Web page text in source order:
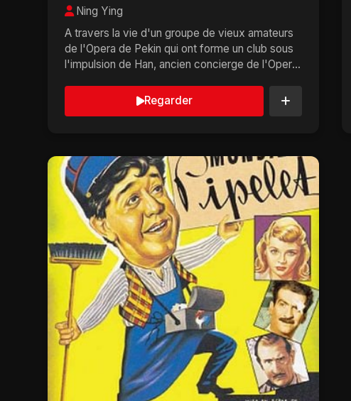
Ning Ying
A travers la vie d'un groupe de vieux amateurs
de l'Opera de Pekin qui ont forme un club sous
l'impulsion de Han, ancien concierge de l'Opera
Regarder